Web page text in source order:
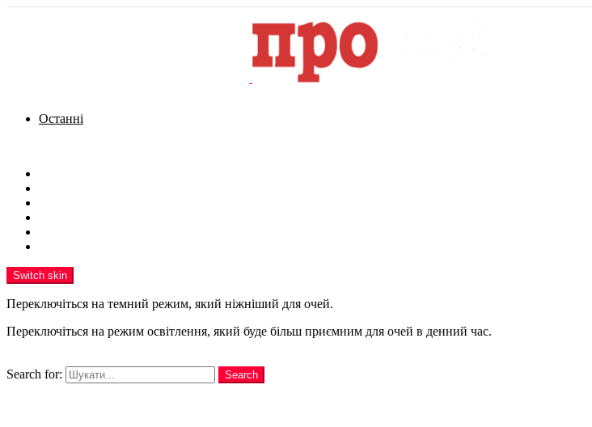
Останні
Switch skin
Переключіться на темний режим, який ніжніший для очей.
Переключіться на режим освітлення, який буде більш приємним для очей в денний час.
Search for:
Search